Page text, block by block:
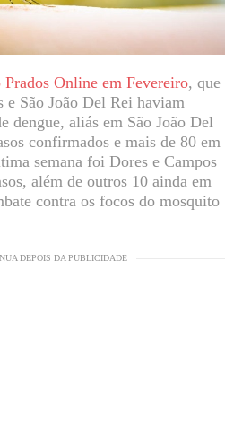
Online em Fevereiro, que
e São João Del Rei haviam
dengue, aliás em São João Del
confirmados e mais de 80 em
semana foi Dores e Campos
além de outros 10 ainda em
contra os focos do mosquito
DEPOIS DA PUBLICIDADE